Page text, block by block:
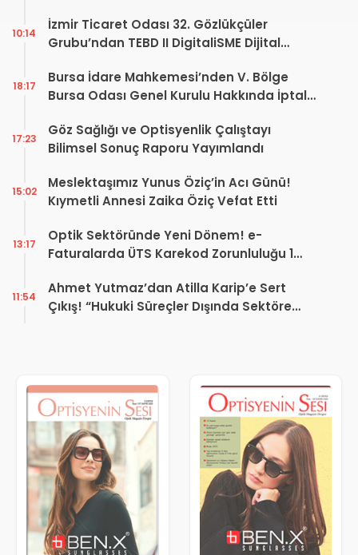
İzmir Ticaret Odası 32. Gözlükçüler
Grubu’ndan TEBD II DigitaliSME Dijital
10:14
Bursa İdare Mahkemesi’nden V. Bölge
Bursa Odası Genel Kurulu Hakkında İptal
18:17
Göz Sağlığı ve Optisyenlik Çalıştayı
Bilimsel Sonuç Raporu Yayımlandı
17:23
Meslektaşımız Yunus Öziç’in Acı Günü!
Kıymetli Annesi Zaika Öziç Vefat Etti
15:02
Optik Sektöründe Yeni Dönem! e-
Faturalarda ÜTS Karekod Zorunluluğu 1
13:17
Ahmet Yutmaz’dan Atilla Karip’e Sert
Çıkış! “Hukuki Süreçler Dışında Sektöre
11:54